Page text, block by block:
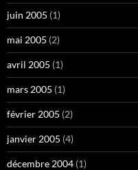
juin 2005 (1)
mai 2005 (2)
avril 2005 (1)
mars 2005 (1)
février 2005 (2)
janvier 2005 (4)
décembre 2004 (1)